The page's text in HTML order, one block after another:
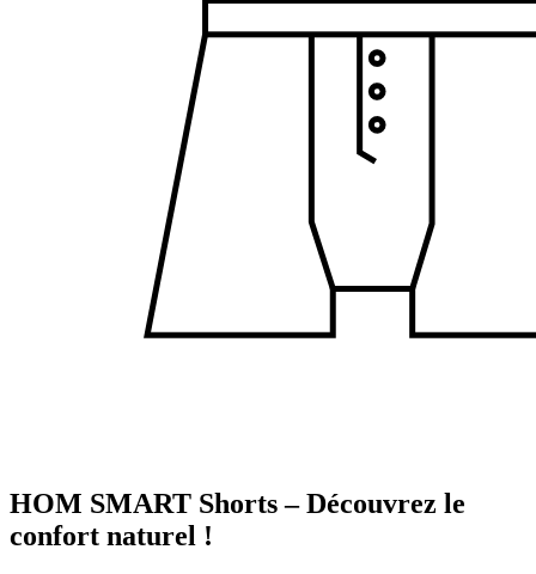
HOM SMART Shorts – Découvrez le
confort naturel !